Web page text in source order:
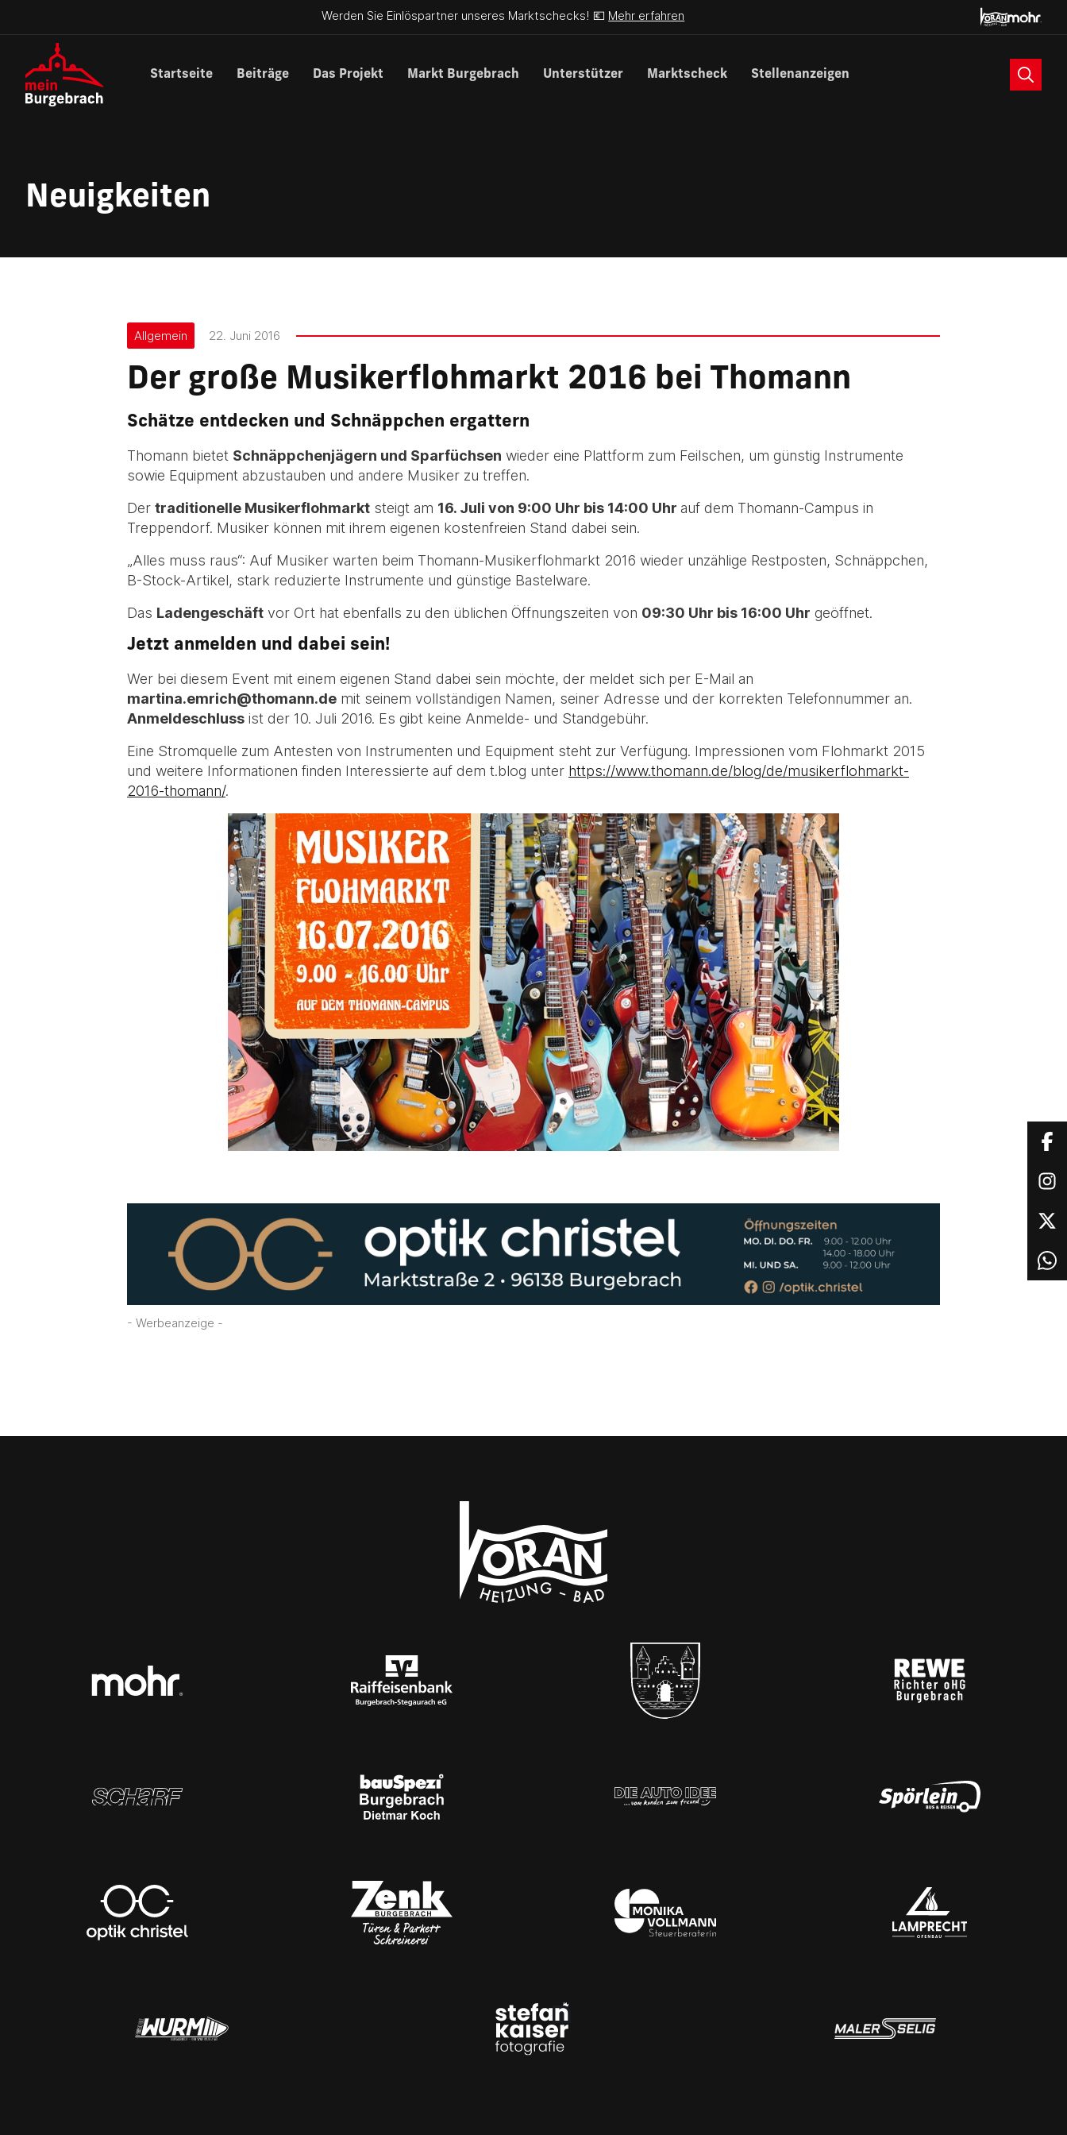
Werden Sie Einlöspartner unseres Marktschecks! 💶 Mehr erfahren
Startseite Beiträge Das Projekt Markt Burgebrach Unterstützer Marktscheck Stellenanzeigen Suche
Neuigkeiten
Allgemein 22. Juni 2016
Der große Musikerflohmarkt 2016 bei Thomann
Schätze entdecken und Schnäppchen ergattern
Thomann bietet Schnäppchenjägern und Sparfüchsen wieder eine Plattform zum Feilschen, um günstig Instrumente
sowie Equipment abzustauben und andere Musiker zu treffen.
Der traditionelle Musikerflohmarkt steigt am 16. Juli von 9:00 Uhr bis 14:00 Uhr auf dem Thomann-Campus in
Treppendorf. Musiker können mit ihrem eigenen kostenfreien Stand dabei sein.
„Alles muss raus“: Auf Musiker warten beim Thomann-Musikerflohmarkt 2016 wieder unzählige Restposten, Schnäppchen,
B-Stock-Artikel, stark reduzierte Instrumente und günstige Bastelware.
Das Ladengeschäft vor Ort hat ebenfalls zu den üblichen Öffnungszeiten von 09:30 Uhr bis 16:00 Uhr geöffnet.
Jetzt anmelden und dabei sein!
Wer bei diesem Event mit einem eigenen Stand dabei sein möchte, der meldet sich per E-Mail an
martina.emrich@thomann.de mit seinem vollständigen Namen, seiner Adresse und der korrekten Telefonnummer an.
Anmeldeschluss ist der 10. Juli 2016. Es gibt keine Anmelde- und Standgebühr.
Eine Stromquelle zum Antesten von Instrumenten und Equipment steht zur Verfügung. Impressionen vom Flohmarkt 2015
und weitere Informationen finden Interessierte auf dem t.blog unter https://www.thomann.de/blog/de/musikerflohmarkt-
2016-thomann/.
- Werbeanzeige -